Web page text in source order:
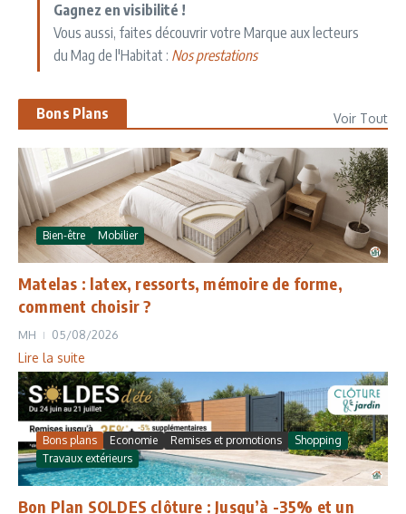
Gagnez en visibilité !
Vous aussi, faites découvrir votre Marque aux lecteurs
du Mag de l'Habitat : Nos prestations
Bons Plans Voir Tout
Bien-être Mobilier
Matelas : latex, ressorts, mémoire de forme,
comment choisir ?
MH 05/08/2026
Lire la suite
Bons plans Economie Remises et promotions
Shopping
Travaux extérieurs
Bon Plan SOLDES clôture : Jusqu’à -35% et un